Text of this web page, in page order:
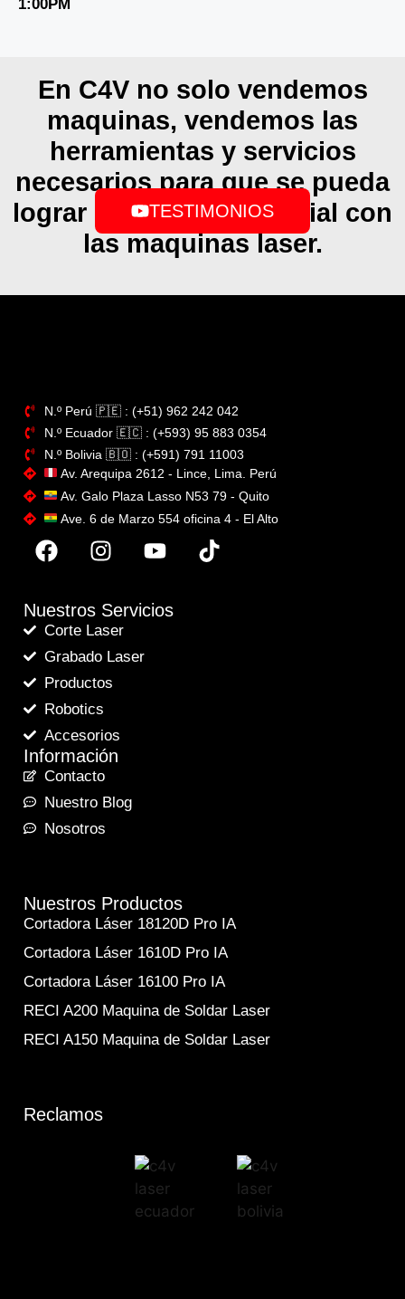
1:00PM
En C4V no solo vendemos
maquinas, vendemos las
herramientas y servicios
necesarios para que se pueda
lograr el exito empresarial con
las maquinas laser.
TESTIMONIOS
N.º Perú​ 🇵🇪 : (+51) 962 242 042
N.º Ecuador 🇪🇨 : (+593) 95 883 0354
N.º Bolivia 🇧🇴​ : (+591) 791 11003
Av. Arequipa 2612 - Lince, Lima. Perú
Av. Galo Plaza Lasso N53 79 - Quito
Ave. 6 de Marzo 554 oficina 4 - El Alto
Nuestros Servicios
Corte Laser
Grabado Laser
Productos
Robotics
Accesorios
Información
Contacto
Nuestro Blog
Nosotros
Nuestros Productos
Cortadora Láser 18120D Pro IA
Cortadora Láser 1610D Pro IA
Cortadora Láser 16100 Pro IA
RECI A200 Maquina de Soldar Laser
RECI A150 Maquina de Soldar Laser
Reclamos